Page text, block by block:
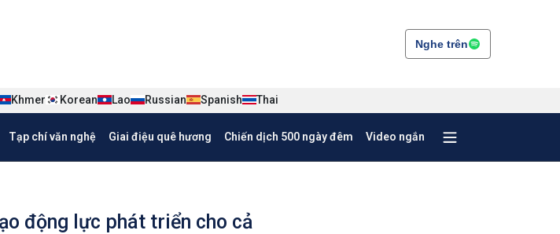
Nghe trên
Khmer Korean Lao Russian Spanish Thai
Tạp chí văn nghệ Giai điệu quê hương Chiến dịch 500 ngày đêm Video ngắn
động lực phát triển cho cả